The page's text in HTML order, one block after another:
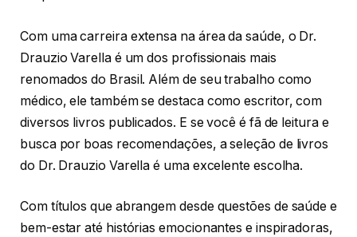
Com uma carreira extensa na área da saúde, o Dr.
Drauzio Varella é um dos profissionais mais
renomados do Brasil. Além de seu trabalho como
médico, ele também se destaca como escritor, com
diversos livros publicados. E se você é fã de leitura e
busca por boas recomendações, a seleção de livros
do Dr. Drauzio Varella é uma excelente escolha.
Com títulos que abrangem desde questões de saúde e
bem-estar até histórias emocionantes e inspiradoras,